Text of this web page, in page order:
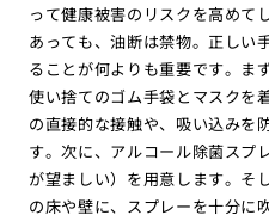
って健康被害のリスクを高めて
あっても、油断は禁物。正しい
ることが何よりも重要です。ま
使い捨てのゴム手袋とマスクを
の直接的な接触や、吸い込みを
す。次に、アルコール除菌スプ
が望ましい）を用意します。そ
の床や壁に、スプレーを十分に